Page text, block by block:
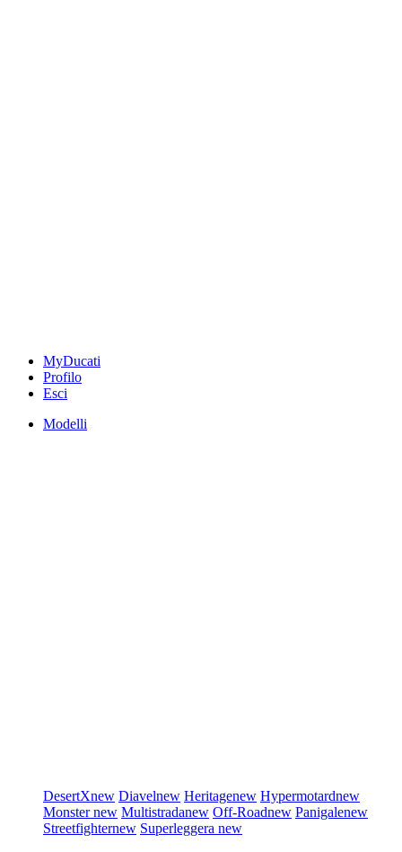
MyDucati
Profilo
Esci
Modelli
DesertXnew Diavelnew Heritagenew Hypermotardnew
Monsternew Multistradanew Off-Roadnew Panigalenew
Streetfighternew Superleggera new